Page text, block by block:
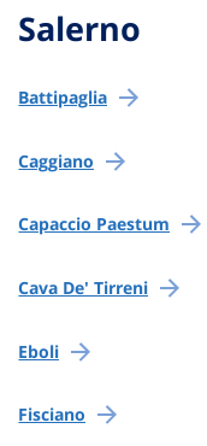
Salerno
Battipaglia
Caggiano
Capaccio Paestum
Cava De' Tirreni
Eboli
Fisciano